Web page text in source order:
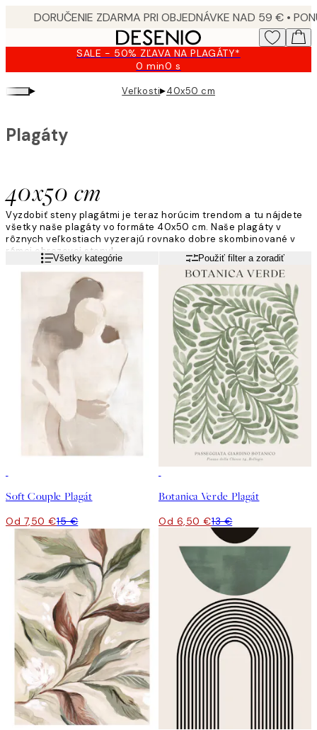
SALE - 50% ZĽAVA NA PLAGÁTY*
0 min0 s
Platné
do:
2026-
▸ Veľkosti▸40x50 cm
40x50 cm
Plagáty
Vyzdobiť steny plagátmi je teraz horúcim trendom a tu nájdete
všetky naše plagáty vo formáte 40x50 cm. Naše plagáty v
rôznych veľkostiach vyzerajú rovnako dobre skombinované v
rámci obrazovej steny!
Viac informáciíVšetky kategórie Použiť filter a zoradiť
Soft Couple Plagát
Od 7,50 €15 €
Botanica Verde Plagát
Od 6,50 €13 €